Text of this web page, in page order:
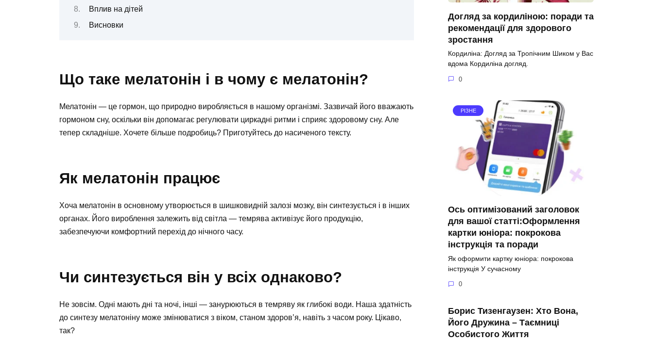
Вплив на дітей
Висновки
Що таке мелатонін і в чому є мелатонін?
Мелатонін — це гормон, що природно виробляється в нашому організмі. Зазвичай його вважають
гормоном сну, оскільки він допомагає регулювати циркадні ритми і сприяє здоровому сну. Але
тепер складніше. Хочете більше подробиць? Приготуйтесь до насиченого тексту.
Як мелатонін працює
Хоча мелатонін в основному утворюється в шишковидній залозі мозку, він синтезується і в інших
органах. Його вироблення залежить від світла — темрява активізує його продукцію,
забезпечуючи комфортний перехід до нічного часу.
Чи синтезується він у всіх однаково?
Не зовсім. Одні мають дні та ночі, інші — занурюються в темряву як глибокі води. Наша здатність
до синтезу мелатоніну може змінюватися з віком, станом здоров’я, навіть з часом року. Цікаво,
так?
Догляд за кордиліною: поради та
рекомендації для здорового
зростання
Кордиліна: Догляд за Тропічним Шиком у Вас
вдома Кордиліна догляд.
0
РІЗНЕ
Ось оптимізований заголовок
для вашої статті:Оформлення
картки юніора: покрокова
інструкція та поради
Як оформити картку юніора: покрокова
інструкція У сучасному
0
Борис Тизенгаузен: Хто Вона,
Його Дружина – Таємниці
Особистого Життя